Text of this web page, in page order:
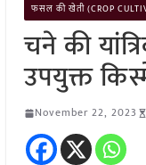
फसल की खेती (CROP
चने की
उपयुक्त
November 22, 2023